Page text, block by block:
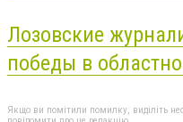
Лозовские
победы в
Якщо ви помітили помилку, виділіть